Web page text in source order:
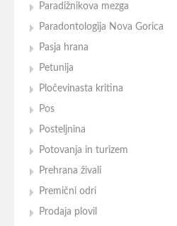
Paradižnikova mezga
Paradontologija Nova Gorica
Pasja hrana
Petunija
Pločevinasta kritina
Pos
Posteljnina
Potovanja in turizem
Prehrana živali
Premični odri
Prodaja plovil